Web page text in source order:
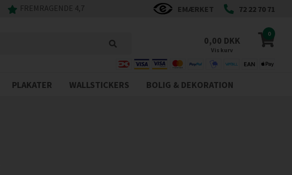
FREMRAGENDE 4,7 EMÆRKET 72 22 70 71
0
0,00 DKK
Vis kurv
PLAKATER WALLSTICKERS BOLIG & DEKORATION